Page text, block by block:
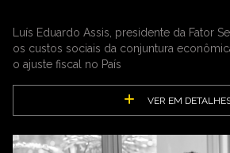
Luís Eduardo Assis, presidente da Fator
os custos sociais da conjuntura
o ajuste fiscal no País
VER EM